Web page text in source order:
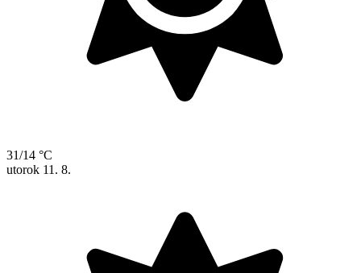
31/14 °C
utorok 11. 8.